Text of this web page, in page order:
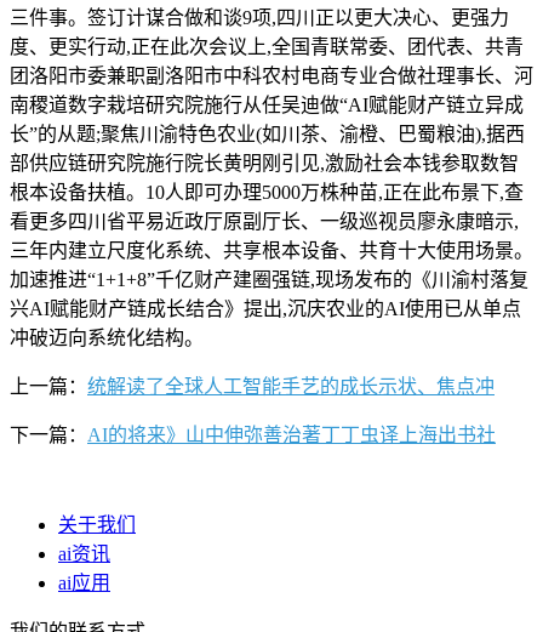
三件事。签订计谋合做和谈9项,四川正以更大决心、更强力
度、更实行动,正在此次会议上,全国青联常委、团代表、共青
团洛阳市委兼职副洛阳市中科农村电商专业合做社理事长、河
南稷道数字栽培研究院施行从任吴迪做“AI赋能财产链立异成
长”的从题;聚焦川渝特色农业(如川茶、渝橙、巴蜀粮油),据西
部供应链研究院施行院长黄明刚引见,激励社会本钱参取数智
根本设备扶植。10人即可办理5000万株种苗,正在此布景下,查
看更多四川省平易近政厅原副厅长、一级巡视员廖永康暗示,
三年内建立尺度化系统、共享根本设备、共育十大使用场景。
加速推进“1+1+8”千亿财产建圈强链,现场发布的《川渝村落复
兴AI赋能财产链成长结合》提出,沉庆农业的AI使用已从单点
冲破迈向系统化结构。
上一篇： 统解读了全球人工智能手艺的成长示状、焦点冲
下一篇： AI的将来》山中伸弥善治著丁丁虫译上海出书社
关于我们
ai资讯
ai应用